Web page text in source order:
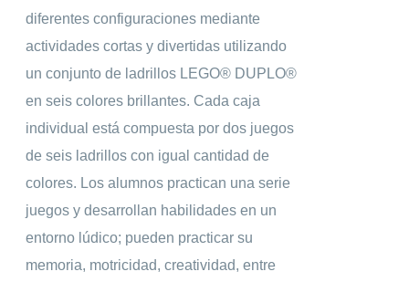
diferentes configuraciones mediante
actividades cortas y divertidas utilizando
un conjunto de ladrillos LEGO® DUPLO®
en seis colores brillantes. Cada caja
individual está compuesta por dos juegos
de seis ladrillos con igual cantidad de
colores. Los alumnos practican una serie
juegos y desarrollan habilidades en un
entorno lúdico; pueden practicar su
memoria, motricidad, creatividad, entre